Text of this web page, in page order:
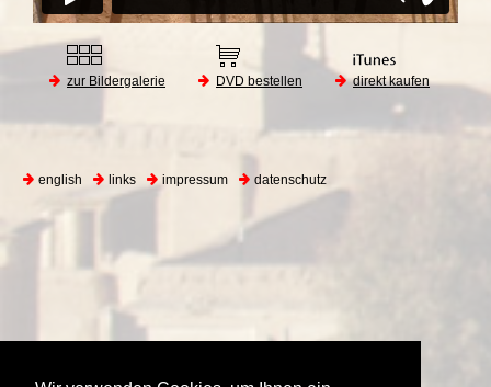
zur Bildergalerie DVD bestellen direkt kaufen
english links impressum datenschutz